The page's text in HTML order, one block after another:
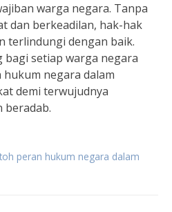
warga negara. Tanpa
dan berkeadilan, hak-hak
terlindungi dengan baik.
setiap warga negara
negara dalam
demi terwujudnya
beradab.
peran hukum negara dalam